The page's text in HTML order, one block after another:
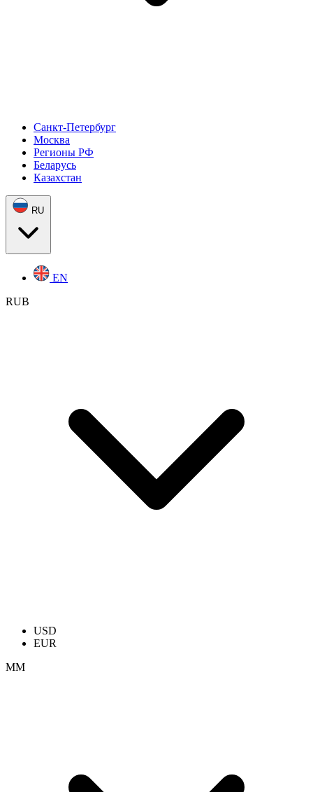
Санкт-Петербург
Москва
Регионы РФ
Беларусь
Казахстан
RU
EN
RUB
USD
EUR
ММ